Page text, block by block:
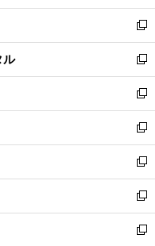
開
く
ウ
で
開
く
ン
ド
ウ
で
開
く
ウ
ィ
ン
ド
ウ
で
開
く
新
し
い
ウ
ィ
ン
ド
ウ
で
開
く
ル
新
し
い
ウ
ィ
ン
ド
ウ
で
開
く
新
し
い
ウ
ィ
ン
ド
ウ
で
新
し
い
ウ
ィ
ン
ド
新
し
い
ウ
ィ
新
し
い
新